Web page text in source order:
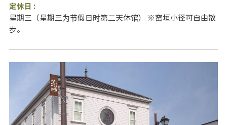
定休日 :
星期三（星期三为节假日时第二天休馆） ※窑垣小径可自由散
步。